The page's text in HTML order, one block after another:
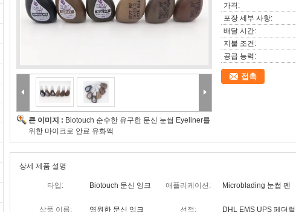
큰 이미지 : Biotouch 순수한 유구한 문신 눈썹 Eyeliner를
위한 마이크로 안료 유화액
가격:
포장 세부 사항:
배달 시간:
지불 조건:
공급 능력:
접촉
상세 제품 설명
타입: Biotouch 문신 잉크 애플리케이션: Microblading 눈썹 펜
상품 이름: 영원한 문신 잉크 선적: DHL EMS UPS 페더